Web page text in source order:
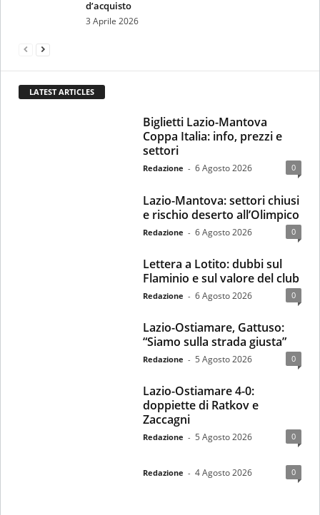
d’acquisto
3 Aprile 2026
LATEST ARTICLES
Biglietti Lazio-Mantova
Coppa Italia: info, prezzi e
settori
Redazione - 6 Agosto 2026 0
Lazio-Mantova: settori chiusi
e rischio deserto all’Olimpico
Redazione - 6 Agosto 2026 0
Lettera a Lotito: dubbi sul
Flaminio e sul valore del club
Redazione - 6 Agosto 2026 0
Lazio-Ostiamare, Gattuso:
“Siamo sulla strada giusta”
Redazione - 5 Agosto 2026 0
Lazio-Ostiamare 4-0:
doppiette di Ratkov e
Zaccagni
Redazione - 5 Agosto 2026 0
Redazione - 4 Agosto 2026 0